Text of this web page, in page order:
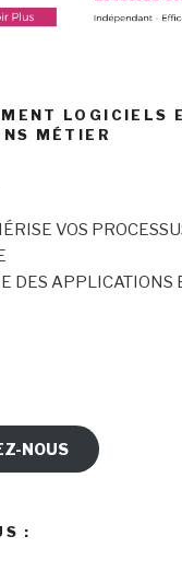
LOGICIELS
MÉTIER
VOS
DES APPLICATIONS
NOUS
: